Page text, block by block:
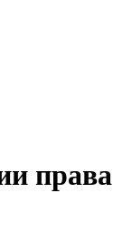
права